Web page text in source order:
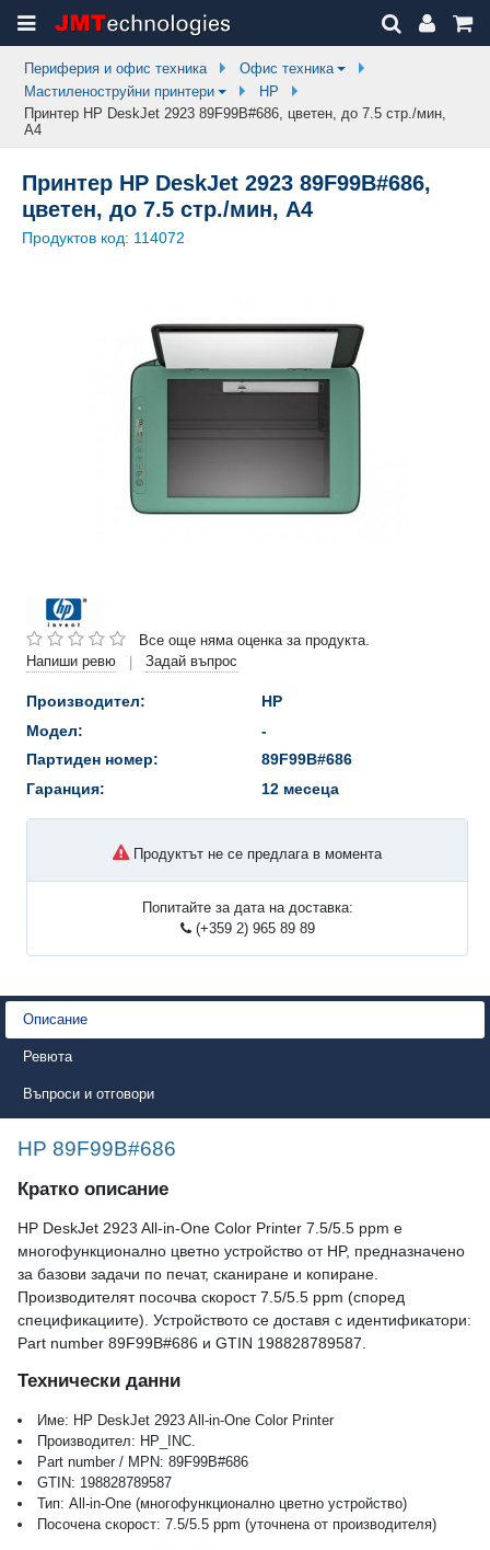
Периферия и офис техника
Офис техника
Мастиленоструйни принтери
HP
Принтер HP DeskJet 2923 89F99B#686, цветен, до 7.5 стр./мин,
A4
Принтер HP DeskJet 2923 89F99B#686,
цветен, до 7.5 стр./мин, A4
Продуктов код: 114072
Все още няма оценка за продукта.
Напиши ревю
| Задай въпрос
Производител:
HP
Модел:
-
Партиден номер:
89F99B#686
Гаранция:
12 месеца
Продуктът не се предлага в момента
Попитайте за дата на доставка:
(+359 2) 965 89 89
Описание
Ревюта
Въпроси и отговори
HP 89F99B#686
Кратко описание
HP DeskJet 2923 All-in-One Color Printer 7.5/5.5 ppm е
многофункционално цветно устройство от HP, предназначено
за базови задачи по печат, сканиране и копиране.
Производителят посочва скорост 7.5/5.5 ppm (според
спецификациите). Устройството се доставя с идентификатори:
Part number 89F99B#686 и GTIN 198828789587.
Технически данни
Име: HP DeskJet 2923 All-in-One Color Printer
Производител: HP_INC.
Part number / MPN: 89F99B#686
GTIN: 198828789587
Тип: All-in-One (многофункционално цветно устройство)
Посочена скорост: 7.5/5.5 ppm (уточнена от производителя)